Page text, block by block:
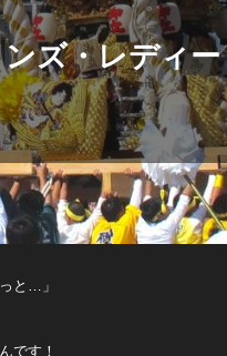
ズ・レディー
と…」
です！